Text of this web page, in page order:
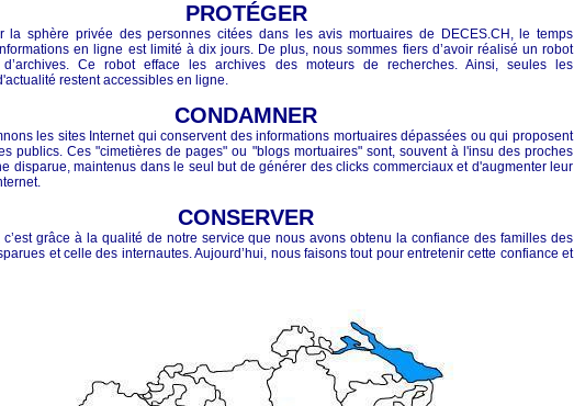
PROTÉGER
la sphère privée des personnes citées dans les avis mortuaires de DECES.CH, le temps
en ligne est limité à dix jours. De plus, nous sommes fiers d’avoir réalisé un robot
d’archives. Ce robot efface les archives des moteurs de recherches. Ainsi, seules les
restent accessibles en ligne.
CONDAMNER
les sites Internet qui conservent des informations mortuaires dépassées ou qui proposent
publics. Ces "cimetières de pages" ou "blogs mortuaires" sont, souvent à l'insu des proches
disparue, maintenus dans le seul but de générer des clicks commerciaux et d'augmenter leur
CONSERVER
c’est grâce à la qualité de notre service que nous avons obtenu la confiance des familles des
et celle des internautes. Aujourd’hui, nous faisons tout pour entretenir cette confiance et